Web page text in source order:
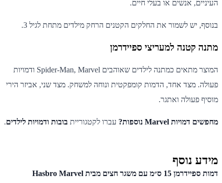
העיניים, אנשים או בעלי חיים.
בנוסף, יש לשמור את החלקים הקטנים הרחק מילדים מתחת לגיל 3.
מתנה קטנה למעריצי ספיידרמן
המוצר מתאים כמתנה לילדים שאוהבים Spider-Man, Marvel ודמויות
פעולה. מצד אחד, הדמות קומפקטית ונוחה למשחק. מצד שני, אביזר הירי
מוסיף פעולה ואתגר.
מחפשים דמויות Marvel נוספות? עברו לקטגוריית בובות ודמויות לילדים.
מידע נוסף
דמות ספיידרמן 15 ס״מ עם משגר חצים מבית Hasbro Marvel